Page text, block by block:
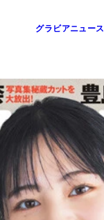
グラビアニュース